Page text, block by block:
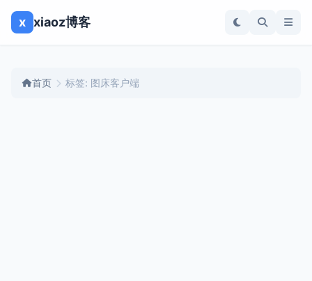
x xiaoz博客
首页 标签: 图床客户端